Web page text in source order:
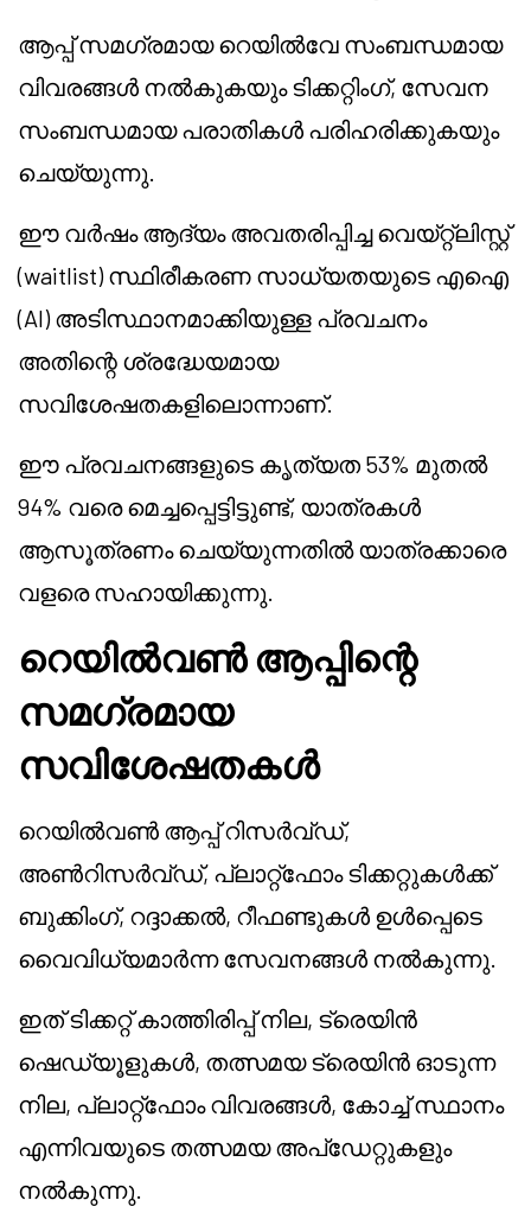
ആപ്പ് സമഗ്രമായ റെയിൽവേ സംബന്ധമായ
വിവരങ്ങൾ നൽകുകയും ടിക്കറ്റിംഗ്, സേവന
സംബന്ധമായ പരാതികൾ പരിഹരിക്കുകയും
ചെയ്യുന്നു.
ഈ വർഷം ആദ്യം അവതരിപ്പിച്ച വെയ്റ്റ്‌ലിസ്റ്റ്
(waitlist) സ്ഥിരീകരണ സാധ്യതയുടെ എഐ
(AI) അടിസ്ഥാനമാക്കിയുള്ള പ്രവചനം
അതിന്റെ ശ്രദ്ധേയമായ
സവിശേഷതകളിലൊന്നാണ്.
ഈ പ്രവചനങ്ങളുടെ കൃത്യത 53% മുതൽ
94% വരെ മെച്ചപ്പെട്ടിട്ടുണ്ട്, യാത്രകൾ
ആസൂത്രണം ചെയ്യുന്നതിൽ യാത്രക്കാരെ
വളരെ സഹായിക്കുന്നു.
റെയിൽവൺ ആപ്പിന്റെ
സമഗ്രമായ
സവിശേഷതകൾ
റെയിൽവൺ ആപ്പ് റിസർവ്ഡ്,
അൺറിസർവ്ഡ്, പ്ലാറ്റ്ഫോം ടിക്കറ്റുകൾക്ക്
ബുക്കിംഗ്, റദ്ദാക്കൽ, റീഫണ്ടുകൾ ഉൾപ്പെടെ
വൈവിധ്യമാർന്ന സേവനങ്ങൾ നൽകുന്നു.
ഇത് ടിക്കറ്റ് കാത്തിരിപ്പ് നില, ട്രെയിൻ
ഷെഡ്യൂളുകൾ, തത്സമയ ട്രെയിൻ ഓടുന്ന
നില, പ്ലാറ്റ്ഫോം വിവരങ്ങൾ, കോച്ച് സ്ഥാനം
എന്നിവയുടെ തത്സമയ അപ്ഡേറ്റുകളും
നൽകുന്നു.